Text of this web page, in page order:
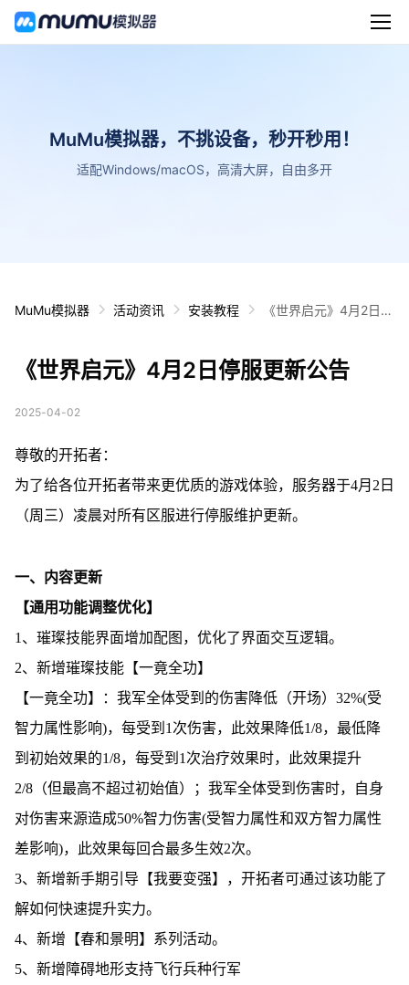
MuMu模拟器，不挑设备，秒开秒用！
适配Windows/macOS，高清大屏，自由多开
MuMu模拟器 活动资讯 安装教程
《世界启元》4月2日停
《世界启元》4月2日停服更新公告
2025-04-02
尊敬的开拓者：
为了给各位开拓者带来更优质的游戏体验，服务器于4月2日
（周三）凌晨对所有区服进行停服维护更新。
一、内容更新
【通用功能调整优化】
1、璀璨技能界面增加配图，优化了界面交互逻辑。
2、新增璀璨技能【一竟全功】
【一竟全功】：我军全体受到的伤害降低（开场）32%(受
智力属性影响)，每受到1次伤害，此效果降低1/8，最低降
到初始效果的1/8，每受到1次治疗效果时，此效果提升
2/8（但最高不超过初始值）；我军全体受到伤害时，自身
对伤害来源造成50%智力伤害(受智力属性和双方智力属性
差影响)，此效果每回合最多生效2次。
3、新增新手期引导【我要变强】，开拓者可通过该功能了
解如何快速提升实力。
4、新增【春和景明】系列活动。
5、新增障碍地形支持飞行兵种行军